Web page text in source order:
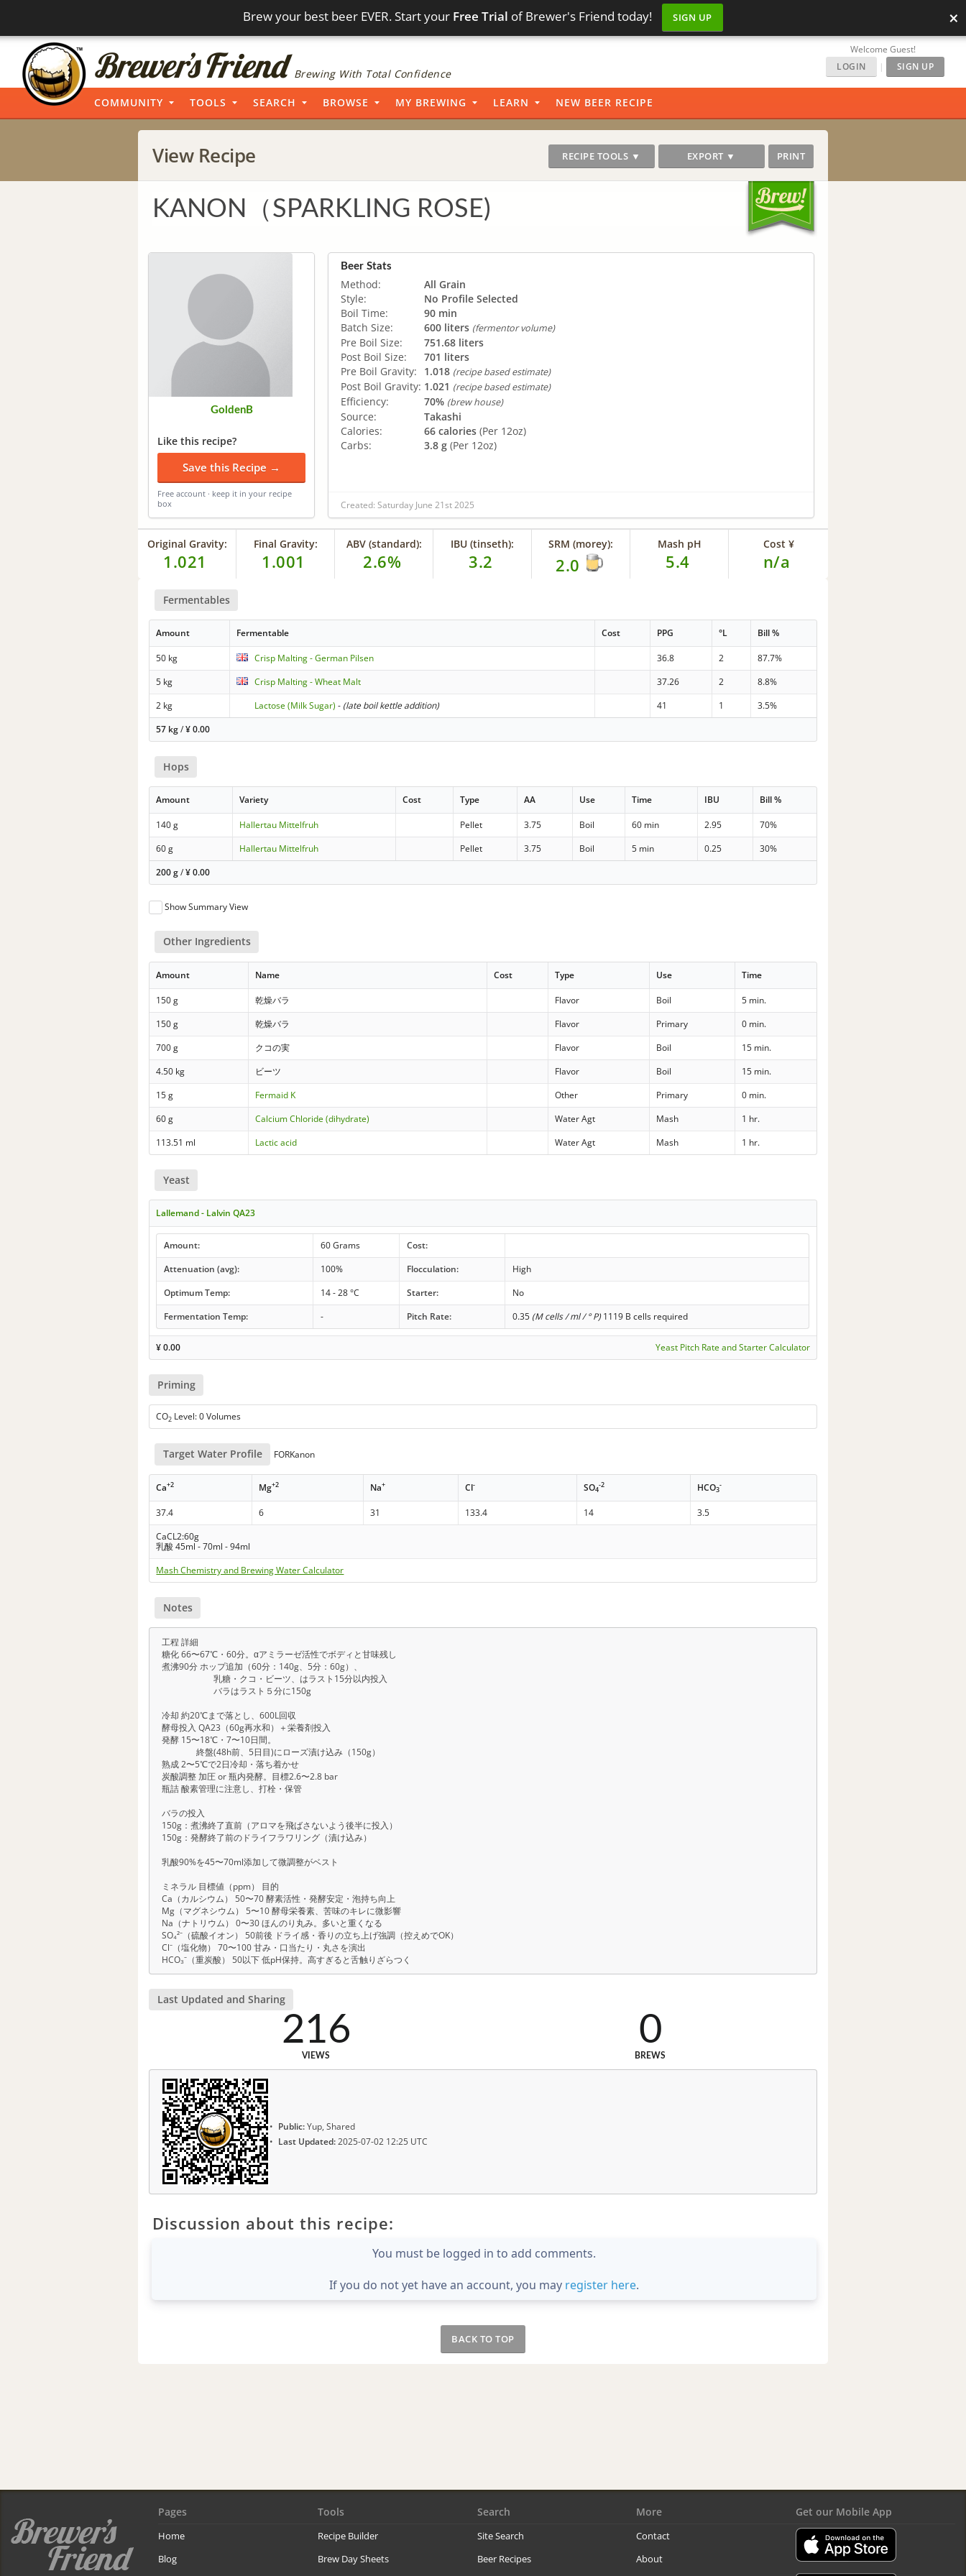
Brew your best beer EVER. Start your Free Trial of Brewer's Friend today! SIGN UP ×
Brewing With Total Confidence
Welcome Guest!
LOGIN
| SIGN UP
COMMUNITY TOOLS SEARCH BROWSE MY BREWING LEARN NEW BEER RECIPE
View Recipe RECIPE TOOLS ▼ EXPORT ▼ PRINT
KANON（SPARKLING ROSE)
GoldenB
Like this recipe?
Save this Recipe →
Free account · keep it in your recipe
box
Beer Stats
Method:
All Grain
Style:
No Profile Selected
Boil Time:
90 min
Batch Size:
600 liters (fermentor volume)
Pre Boil Size:
751.68 liters
Post Boil Size:
701 liters
Pre Boil Gravity:
1.018 (recipe based estimate)
Post Boil Gravity: 1.021 (recipe based estimate)
Efficiency: 70% (brew house)
Source:
Takashi
Calories:
66 calories (Per 12oz)
Carbs:
3.8 g (Per 12oz)
Created: Saturday June 21st 2025
Original Gravity:
1.021
Final Gravity:
1.001
ABV (standard):
2.6%
IBU (tinseth):
3.2
SRM (morey):
2.0
Mash pH
5.4
Cost ¥
n/a
Fermentables
Amount Fermentable Cost PPG °L Bill %
50 kg Crisp Malting - German Pilsen 36.8 2
87.7%
5 kg
Crisp Malting - Wheat Malt 37.26 2
8.8%
2 kg
Lactose (Milk Sugar) - (late boil kettle addition) 41 1
3.5%
57 kg/¥0.00
Hops
Amount Variety Cost Type AA Use Time IBU Bill %
140 g Hallertau Mittelfruh Pellet 3.75 Boil 60 min 2.95
70%
60 g
Hallertau Mittelfruh Pellet 3.75 Boil 5 min 0.25
30%
200 g/¥0.00
Show Summary View
Other Ingredients
Amount Name Cost Type Use Time
150 g 乾燥バラ Flavor Boil
5 min.
150 g
乾燥バラ Flavor Primary
0 min.
700 g
クコの実 Flavor Boil
15 min.
4.50 kg
ビーツ Flavor Boil
15 min.
15 g
Fermaid K Other Primary
0 min.
60 g
Calcium Chloride (dihydrate) Water Agt Mash
1 hr.
113.51 ml
Lactic acid Water Agt Mash 1 hr.
Yeast
Lallemand - Lalvin QA23
Amount: 60 Grams
Cost:
Attenuation (avg):
100% Flocculation:
High
Optimum Temp:
14 - 28 °C Starter:
No
Fermentation Temp:
- Pitch Rate: 0.35 (M cells / ml / ° P)1119 B cells required
¥0.00 Yeast Pitch Rate and Starter Calculator
Priming
CO2 Level: 0 Volumes
Target Water Profile FORKanon
Ca+2 Mg+2 Na+ Cl- SO4
-2 HCO3
-
37.4 6 31 133.4 14
3.5
CaCL2:60g
乳酸 45ml - 70ml - 94ml
Mash Chemistry and Brewing Water Calculator
Notes
工程 詳細
糖化 66〜67℃・60分。αアミラーゼ活性でボディと甘味残し
煮沸90分 ホップ追加（60分：140g、5分：60g）、
乳糖・クコ・ビーツ、はラスト15分以内投入
バラはラスト５分に150g
冷却 約20℃まで落とし、600L回収
酵母投入 QA23（60g再水和）＋栄養剤投入
発酵 15〜18℃・7〜10日間。
終盤(48h前、5日目)にローズ漬け込み（150g）
熟成 2〜5℃で2日冷却・落ち着かせ
炭酸調整 加圧 or 瓶内発酵。目標2.6〜2.8 bar
瓶詰 酸素管理に注意し、打栓・保管
バラの投入
150g：煮沸終了直前（アロマを飛ばさないよう後半に投入）
150g：発酵終了前のドライフラワリング（漬け込み）
乳酸90%を45〜70ml添加して微調整がベスト
ミネラル 目標値（ppm） 目的
Ca（カルシウム） 50〜70 酵素活性・発酵安定・泡持ち向上
Mg（マグネシウム） 5〜10 酵母栄養素、苦味のキレに微影響
Na（ナトリウム） 0〜30 ほんのり丸み。多いと重くなる
SO₄²⁻（硫酸イオン） 50前後 ドライ感・香りの立ち上げ強調（控えめでOK）
Cl⁻（塩化物） 70〜100 甘み・口当たり・丸さを演出
HCO₃⁻（重炭酸） 50以下 低pH保持。高すぎると舌触りざらつく
Last Updated and Sharing
216
VIEWS
0
BREWS
Public:Yup, Shared
Last Updated:2025-07-02 12:25 UTC
Discussion about this recipe:
You must be logged in to add comments.
If you do not yet have an account, you may register here.
BACK TO TOP
Pages
Home
Blog
Tools
Recipe Builder
Brew Day Sheets
Search
Site Search
Beer Recipes
More
Contact
About
Get our Mobile App